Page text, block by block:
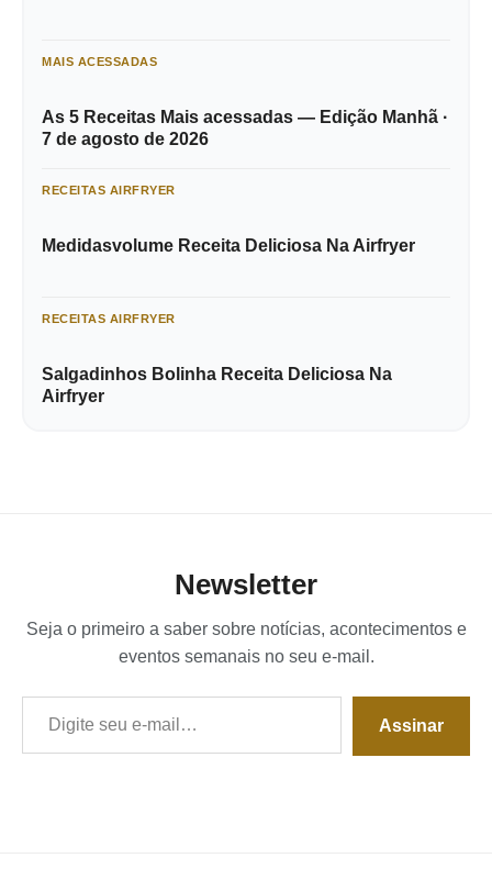
MAIS ACESSADAS
As 5 Receitas Mais acessadas — Edição Manhã ·
7 de agosto de 2026
RECEITAS AIRFRYER
Medidasvolume Receita Deliciosa Na Airfryer
RECEITAS AIRFRYER
Salgadinhos Bolinha Receita Deliciosa Na
Airfryer
Newsletter
Seja o primeiro a saber sobre notícias, acontecimentos e
eventos semanais no seu e-mail.
Digite seu e-mail…
Assinar